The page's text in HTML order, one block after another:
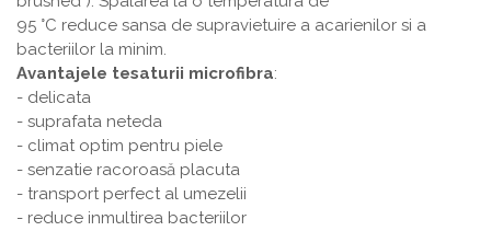
95 °C reduce sansa de supravietuire a acarienilor si a
bacteriilor la minim.
Avantajele tesaturii microfibra:
- delicata
- suprafata neteda
- climat optim pentru piele
- senzatie racoroasă placuta
- transport perfect al umezelii
- reduce inmultirea bacteriilor